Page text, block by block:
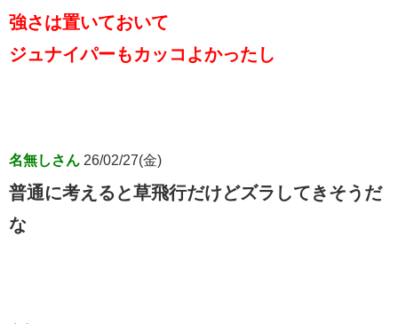
強さは置いておいて
ジュナイパーもカッコよかったし
名無しさん 26/02/27(金)
普通に考えると草飛行だけどズラしてきそうだ
な